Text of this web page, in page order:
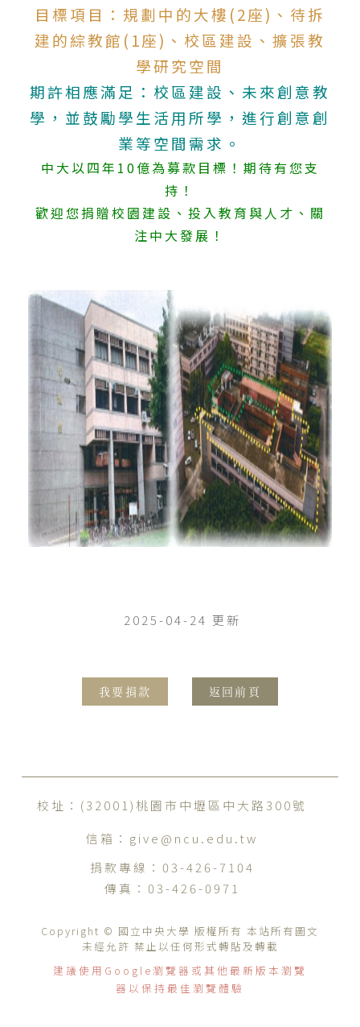
目標項目：規劃中的大樓(2座)、待拆
建的綜教館(1座)、校區建設、擴張教
學研究空間
期許相應滿足：校區建設、未來創意教
學，並鼓勵學生活用所學，進行創意創
業等空間需求。
中大以四年10億為募款目標！期待有您支
持！
歡迎您捐贈校園建設、投入教育與人才、關
注中大發展！
2025-04-24 更新
我要捐款 返回前頁
校址：(32001)桃園市中壢區中大路300號
信箱： give@ncu.edu.tw
捐款專線： 03-426-7104
傳真： 03-426-0971
Copyright © 國立中央大學 版權所有 本站所有圖文
未經允許 禁止以任何形式轉貼及轉載
建議使用Google瀏覽器或其他最新版本瀏覽
器以保持最佳瀏覽體驗